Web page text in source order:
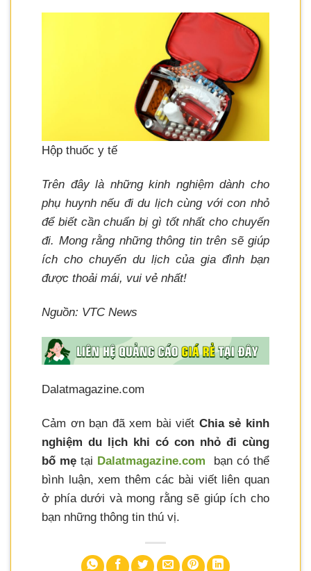
Hộp thuốc y tế
Trên đây là những kinh nghiệm dành cho
phụ huynh nếu đi du lịch cùng với con nhỏ
để biết cần chuẩn bị gì tốt nhất cho chuyến
đi. Mong rằng những thông tin trên sẽ giúp
ích cho chuyến du lịch của gia đình bạn
được thoải mái, vui vẻ nhất!
Nguồn: VTC News
Dalatmagazine.com
Cảm ơn bạn đã xem bài viết Chia sẻ kinh
nghiệm du lịch khi có con nhỏ đi cùng
bố mẹ tại Dalatmagazine.com
bạn có thể
bình luận, xem thêm các bài viết liên quan
ở phía dưới và mong rằng sẽ giúp ích cho
bạn những thông tin thú vị.